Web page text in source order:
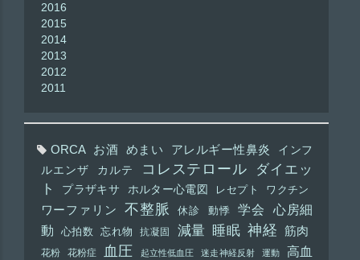
2016
2015
2014
2013
2012
2011
ORCA お酒 めまい アレルギー性鼻炎
インフ
ルエンザ
カルテ コレステロール
ダイエッ
ト
プラザキサ ホルター心電図 レセプト ワクチン
ワーファリン 不整脈 休診 動悸 学会
心房細
動
心拍数 忘れ物 抗凝固 減量 睡眠 神経 筋肉
花粉 花粉症 血圧 起立性低血圧 迷走神経反射 運動
高血